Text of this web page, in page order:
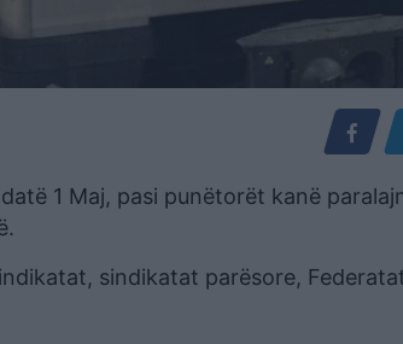
1 Maj, pasi punëtorët kanë
sindikatat parësore,